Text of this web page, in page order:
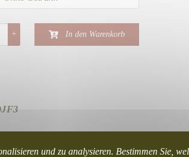
+ In den Warenkorb
und zu analysieren. Bestimmen Sie,